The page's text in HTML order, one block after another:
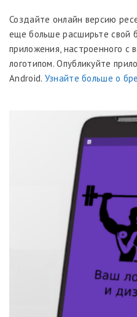
Создайте онлайн версию
еще больше расширьте свой
приложения, настроенного с
логотипом. Опубликуйте
Android. Узнайте больше о